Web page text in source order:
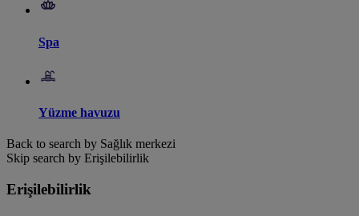
Spa
Yüzme havuzu
Back to search by Sağlık merkezi
Skip search by Erişilebilirlik
Erişilebilirlik